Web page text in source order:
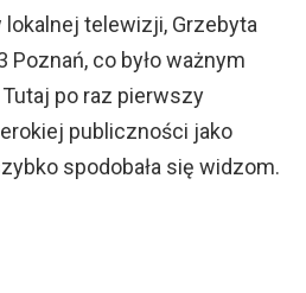
telewizji, Grzebyta
Poznań, co było ważnym
po raz pierwszy
publiczności jako
spodobała się widzom.